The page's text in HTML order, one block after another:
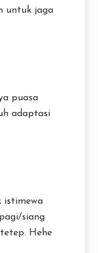
untuk jaga
puasa
adaptasi
istimewa
siang
Hehe